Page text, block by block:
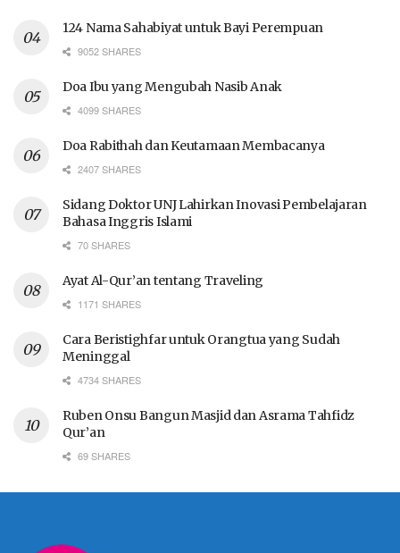
124 Nama Sahabiyat untuk Bayi Perempuan
9052 SHARES
Doa Ibu yang Mengubah Nasib Anak
4099 SHARES
Doa Rabithah dan Keutamaan Membacanya
2407 SHARES
Sidang Doktor UNJ Lahirkan Inovasi Pembelajaran
Bahasa Inggris Islami
70 SHARES
Ayat Al-Qur’an tentang Traveling
1171 SHARES
Cara Beristighfar untuk Orangtua yang Sudah
Meninggal
4734 SHARES
Ruben Onsu Bangun Masjid dan Asrama Tahfidz
Qur’an
69 SHARES